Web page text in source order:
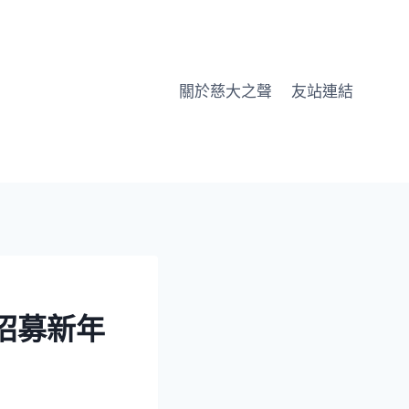
關於慈大之聲 友站連結
募新年